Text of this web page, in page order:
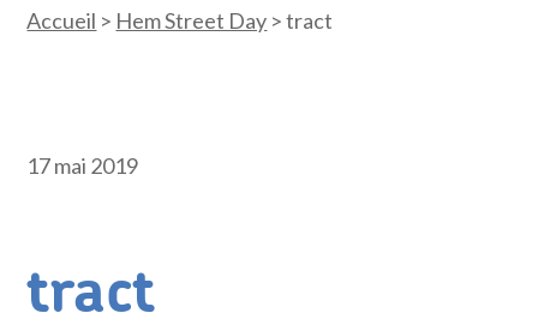
Accueil > Hem Street Day >tract
17 mai 2019
tract